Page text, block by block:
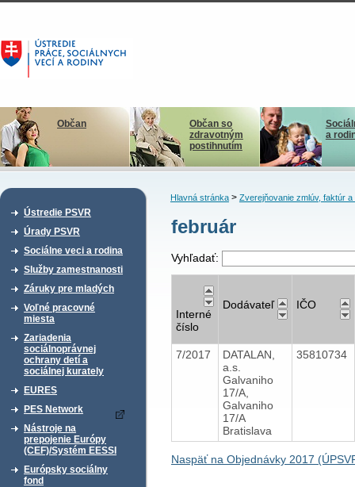
Občan
Občan so
zdravotným
postihnutím
a
Ústredie PSVR
Úrady PSVR
Sociálne veci a rodina
Služby zamestnanosti
Záruky pre mladých
Voľné pracovné
miesta
Zariadenia
sociálnoprávnej
ochrany detí a
sociálnej kurately
EURES
PES Network
Nástroje na
prepojenie Európy
(CEF)/Systém EESSI
Európsky sociálny
fond
Hlavná stránka> Zverejňovanie zmlúv, faktúr a
február
Vyhľadať:
Interné
číslo
Dodávateľ IČO
7/2017
DATALAN,
a.s.
Galvaniho
17/A,
Galvaniho
17/A
Bratislava
35810734
Naspäť na Objednávky 2017